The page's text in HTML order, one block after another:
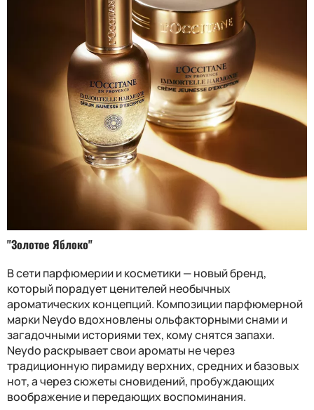
"Золотое Яблоко"
В сети парфюмерии и косметики — новый бренд,
который порадует ценителей необычных
ароматических концепций. Композиции парфюмерной
марки Neydo вдохновлены ольфакторными снами и
загадочными историями тех, кому снятся запахи.
Neydo раскрывает свои ароматы не через
традиционную пирамиду верхних, средних и базовых
нот, а через сюжеты сновидений, пробуждающих
воображение и передающих воспоминания.